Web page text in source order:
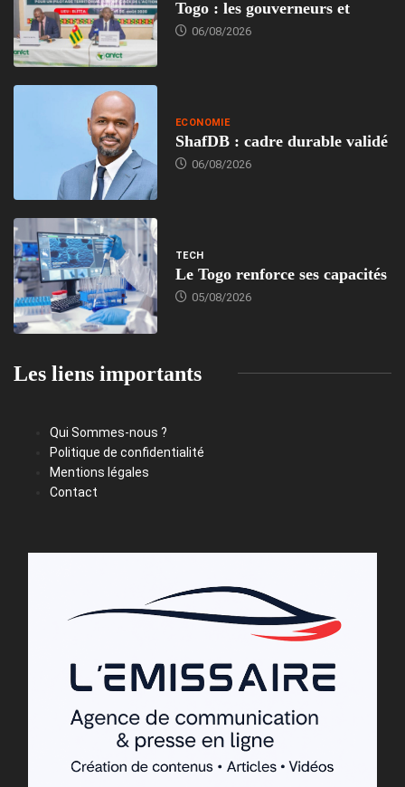
Togo : les gouverneurs et
06/08/2026
ECONOMIE
ShafDB : cadre durable validé
06/08/2026
TECH
Le Togo renforce ses capacités
05/08/2026
Les liens importants
Qui Sommes-nous ?
Politique de confidentialité
Mentions légales
Contact